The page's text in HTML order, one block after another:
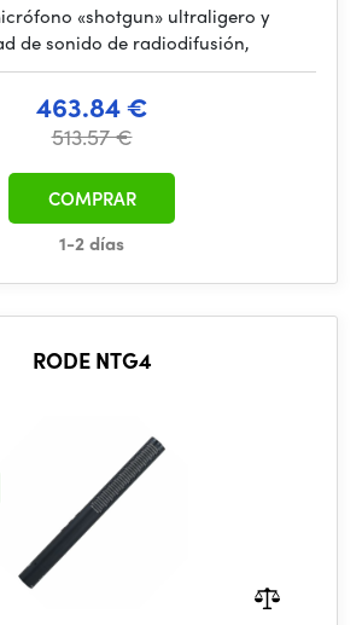
«shotgun» ultraligero y
de sonido de radiodifusión,
463.84 €
513.57 €
1-2 días
COMPRAR
RODE NTG4